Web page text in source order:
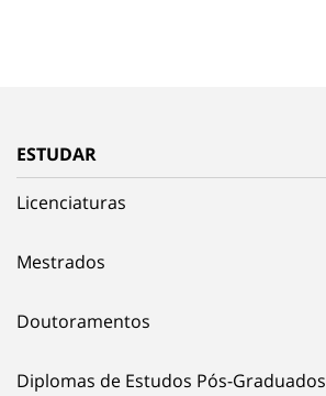
ESTUDAR
Licenciaturas
Mestrados
Doutoramentos
Diplomas de Estudos Pós-Graduados